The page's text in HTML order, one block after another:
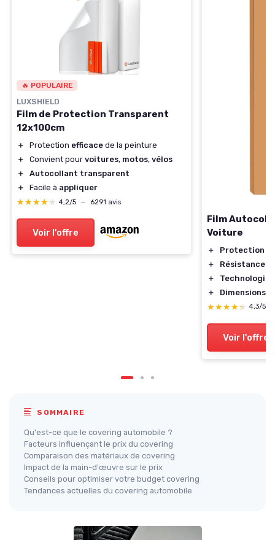
🔥 POPULAIRE
LUXSHIELD
Film de Protection Transparent
12x100cm
＋ Protection efficace de la peinture
＋
Convient pour voitures, motos, vélos
＋
Autocollant transparent
＋
Facile à appliquer
★★★★★
★★★★★ 4,2/5 — 6291 avis
Voir l'offre
Film
Voiture
＋ Protection
＋
Résistance
＋
Technologie
＋
Dimensions
★★★★★
★★★★★ 4,3/5
Voir l'offre
SOMMAIRE
Qu'est-ce que le covering automobile ?
Facteurs influençant le prix du covering
Comparaison des matériaux de covering
Impact de la main-d'œuvre sur le prix
Conseils pour optimiser votre budget covering
Tendances actuelles du covering automobile